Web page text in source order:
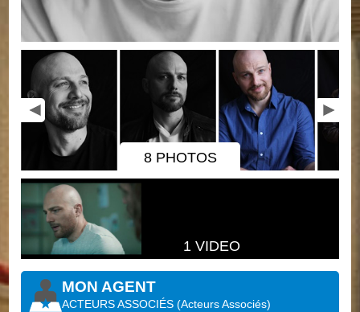
8 PHOTOS
1 VIDEO
MON AGENT
ACTEURS ASSOCIÉS (Acteurs Associés)